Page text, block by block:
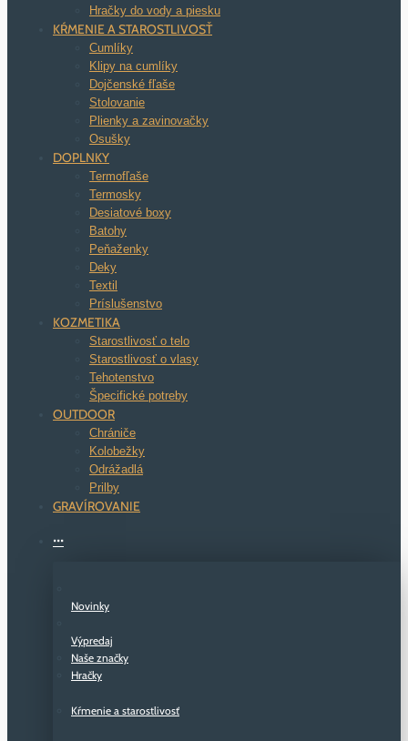
Hračky do vody a piesku
KŔMENIE A STAROSTLIVOSŤ
Cumlíky
Klipy na cumlíky
Dojčenské fľaše
Stolovanie
Plienky a zavinovačky
Osušky
DOPLNKY
Termofľaše
Termosky
Desiatové boxy
Batohy
Peňaženky
Deky
Textil
Príslušenstvo
KOZMETIKA
Starostlivosť o telo
Starostlivosť o vlasy
Tehotenstvo
Špecifické potreby
OUTDOOR
Chrániče
Kolobežky
Odrážadlá
Prilby
GRAVÍROVANIE
···
Novinky
Výpredaj
Naše značky
Hračky
Kŕmenie a starostlivosť